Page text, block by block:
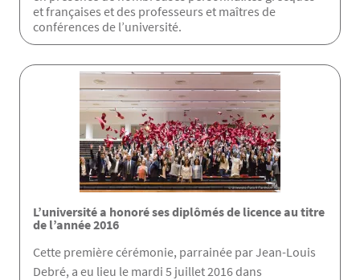
et françaises et des professeurs et maîtres de
conférences de l’université.
L’université a honoré ses diplômés de licence au titre
de l’année 2016
Cette première cérémonie, parrainée par Jean-Louis
Debré, a eu lieu le mardi 5 juillet 2016 dans